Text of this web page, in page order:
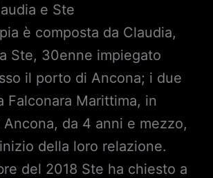
e Ste
è composta da Claudia,
Ste, 30enne impiegato
il porto di Ancona; i due
Falconara Marittima, in
da 4 anni e mezzo,
della loro relazione.
del 2018 Ste ha chiesto a